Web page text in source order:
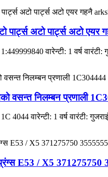
पार्ट्स अटो पार्ट्स अटो
वारेन्टी: 1 वर्ष वारंटी:
वसन्त निलम्बन प्रणाली
वारेन्टी: 1 वर्ष वारंटी:
E53 / X5